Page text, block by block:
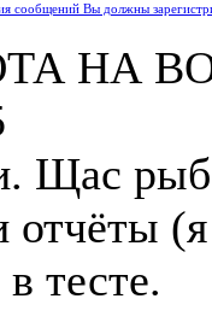
сообщений Вы должны
НА
Щас
отчёты
тесте.